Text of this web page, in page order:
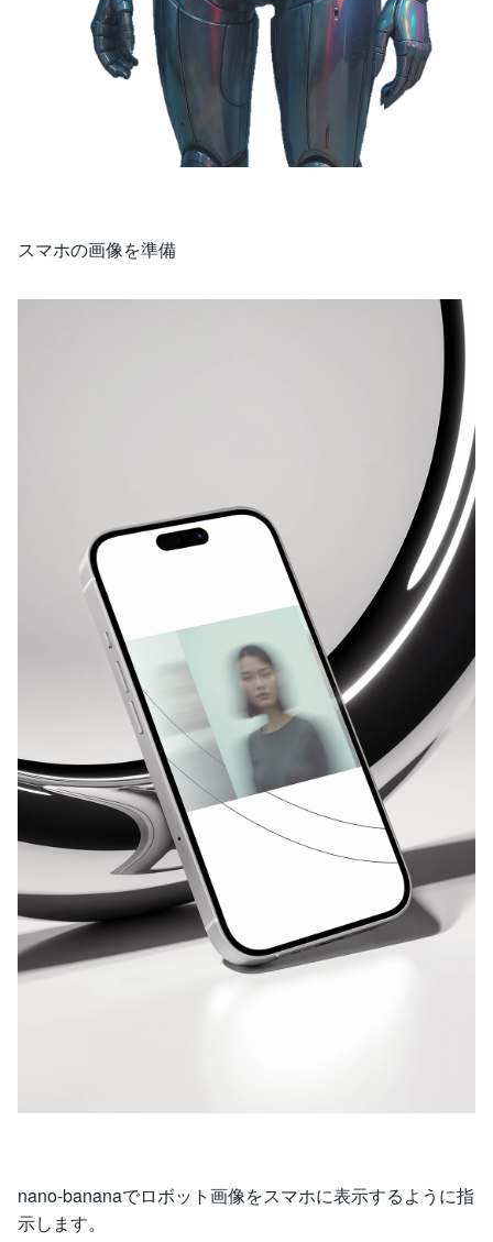
スマホの画像を準備
nano-bananaでロボット画像をスマホに表示するように指
示します。